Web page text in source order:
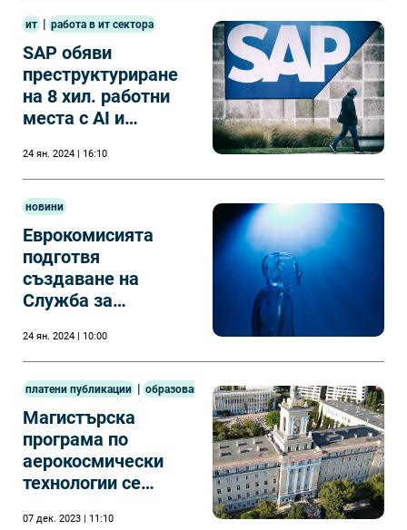
ит | работа в ит сектора
SAP обяви
преструктуриране
на 8 хил. работни
места с AI и
рекордно
24 ян. 2024 | 16:10
новини
Еврокомисията
подготвя
създаване на
Служба за
24 ян. 2024 | 10:00
платени публикации | образование
Магистърска
програма по
аерокосмически
технологии се
07 дек. 2023 | 11:10